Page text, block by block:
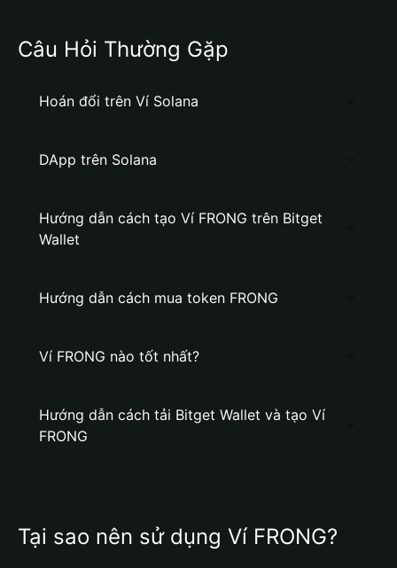
Câu Hỏi Thường Gặp
Hoán đổi trên Ví Solana
DApp trên Solana
Hướng dẫn cách tạo Ví FRONG trên Bitget
Wallet
Hướng dẫn cách mua token FRONG
Ví FRONG nào tốt nhất?
Hướng dẫn cách tải Bitget Wallet và tạo Ví
FRONG
Tại sao nên sử dụng Ví FRONG?